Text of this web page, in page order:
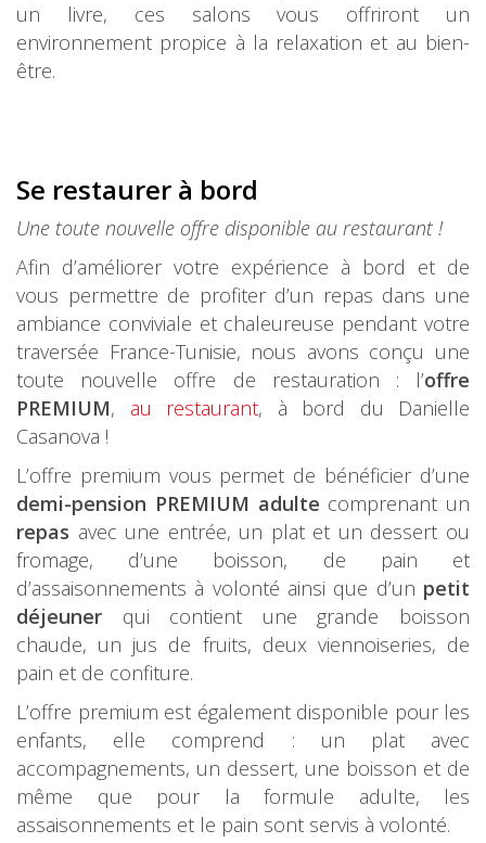
un livre, ces salons vous offriront un
environnement propice à la relaxation et au bien-
être.
Se restaurer à bord
Une toute nouvelle offre disponible au restaurant !
Afin d’améliorer votre expérience à bord et de
vous permettre de profiter d’un repas dans une
ambiance conviviale et chaleureuse pendant votre
traversée France-Tunisie, nous avons conçu une
toute nouvelle offre de restauration : l’offre
PREMIUM, au restaurant, à bord du Danielle
Casanova !
L’offre premium vous permet de bénéficier d’une
demi-pension PREMIUM adulte comprenant un
repas avec une entrée, un plat et un dessert ou
fromage, d’une boisson, de pain et
d’assaisonnements à volonté ainsi que d’un petit
déjeuner qui contient une grande boisson
chaude, un jus de fruits, deux viennoiseries, de
pain et de confiture.
L’offre premium est également disponible pour les
enfants, elle comprend : un plat avec
accompagnements, un dessert, une boisson et de
même que pour la formule adulte, les
assaisonnements et le pain sont servis à volonté.